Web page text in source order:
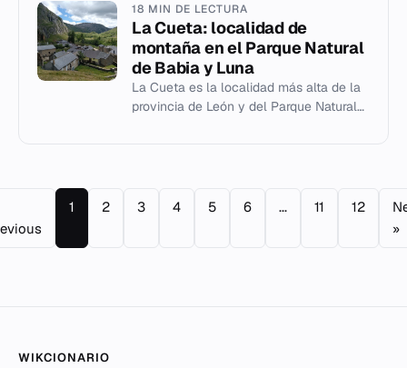
18 MIN DE LECTURA
La Cueta: localidad de
montaña en el Parque Natural
de Babia y Luna
La Cueta es la localidad más alta de la
provincia de León y del Parque Natural
1 2 3 4 5 6 ... 11 12
»
WIKCIONARIO